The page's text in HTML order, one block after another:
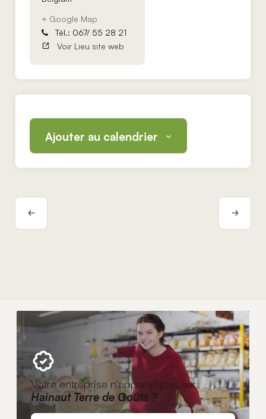
+ Google Map
Tél.: 067/ 55 28 21
Voir Lieu site web
Ajouter au calendrier
Évènement
Votre entreprise n'apparaît pas sur
Hainaut Terre de Goûts ?